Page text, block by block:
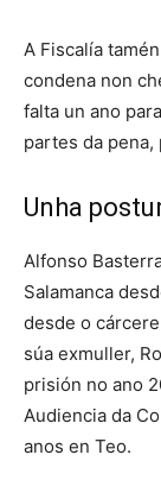
A Fiscalía
condena non
falta un ano
partes da pena,
Unha
Alfonso
Salamanca
desde o
súa exmuller,
prisión no ano
Audiencia da
anos en Teo.